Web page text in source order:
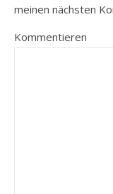
meinen nächsten
Kommentieren